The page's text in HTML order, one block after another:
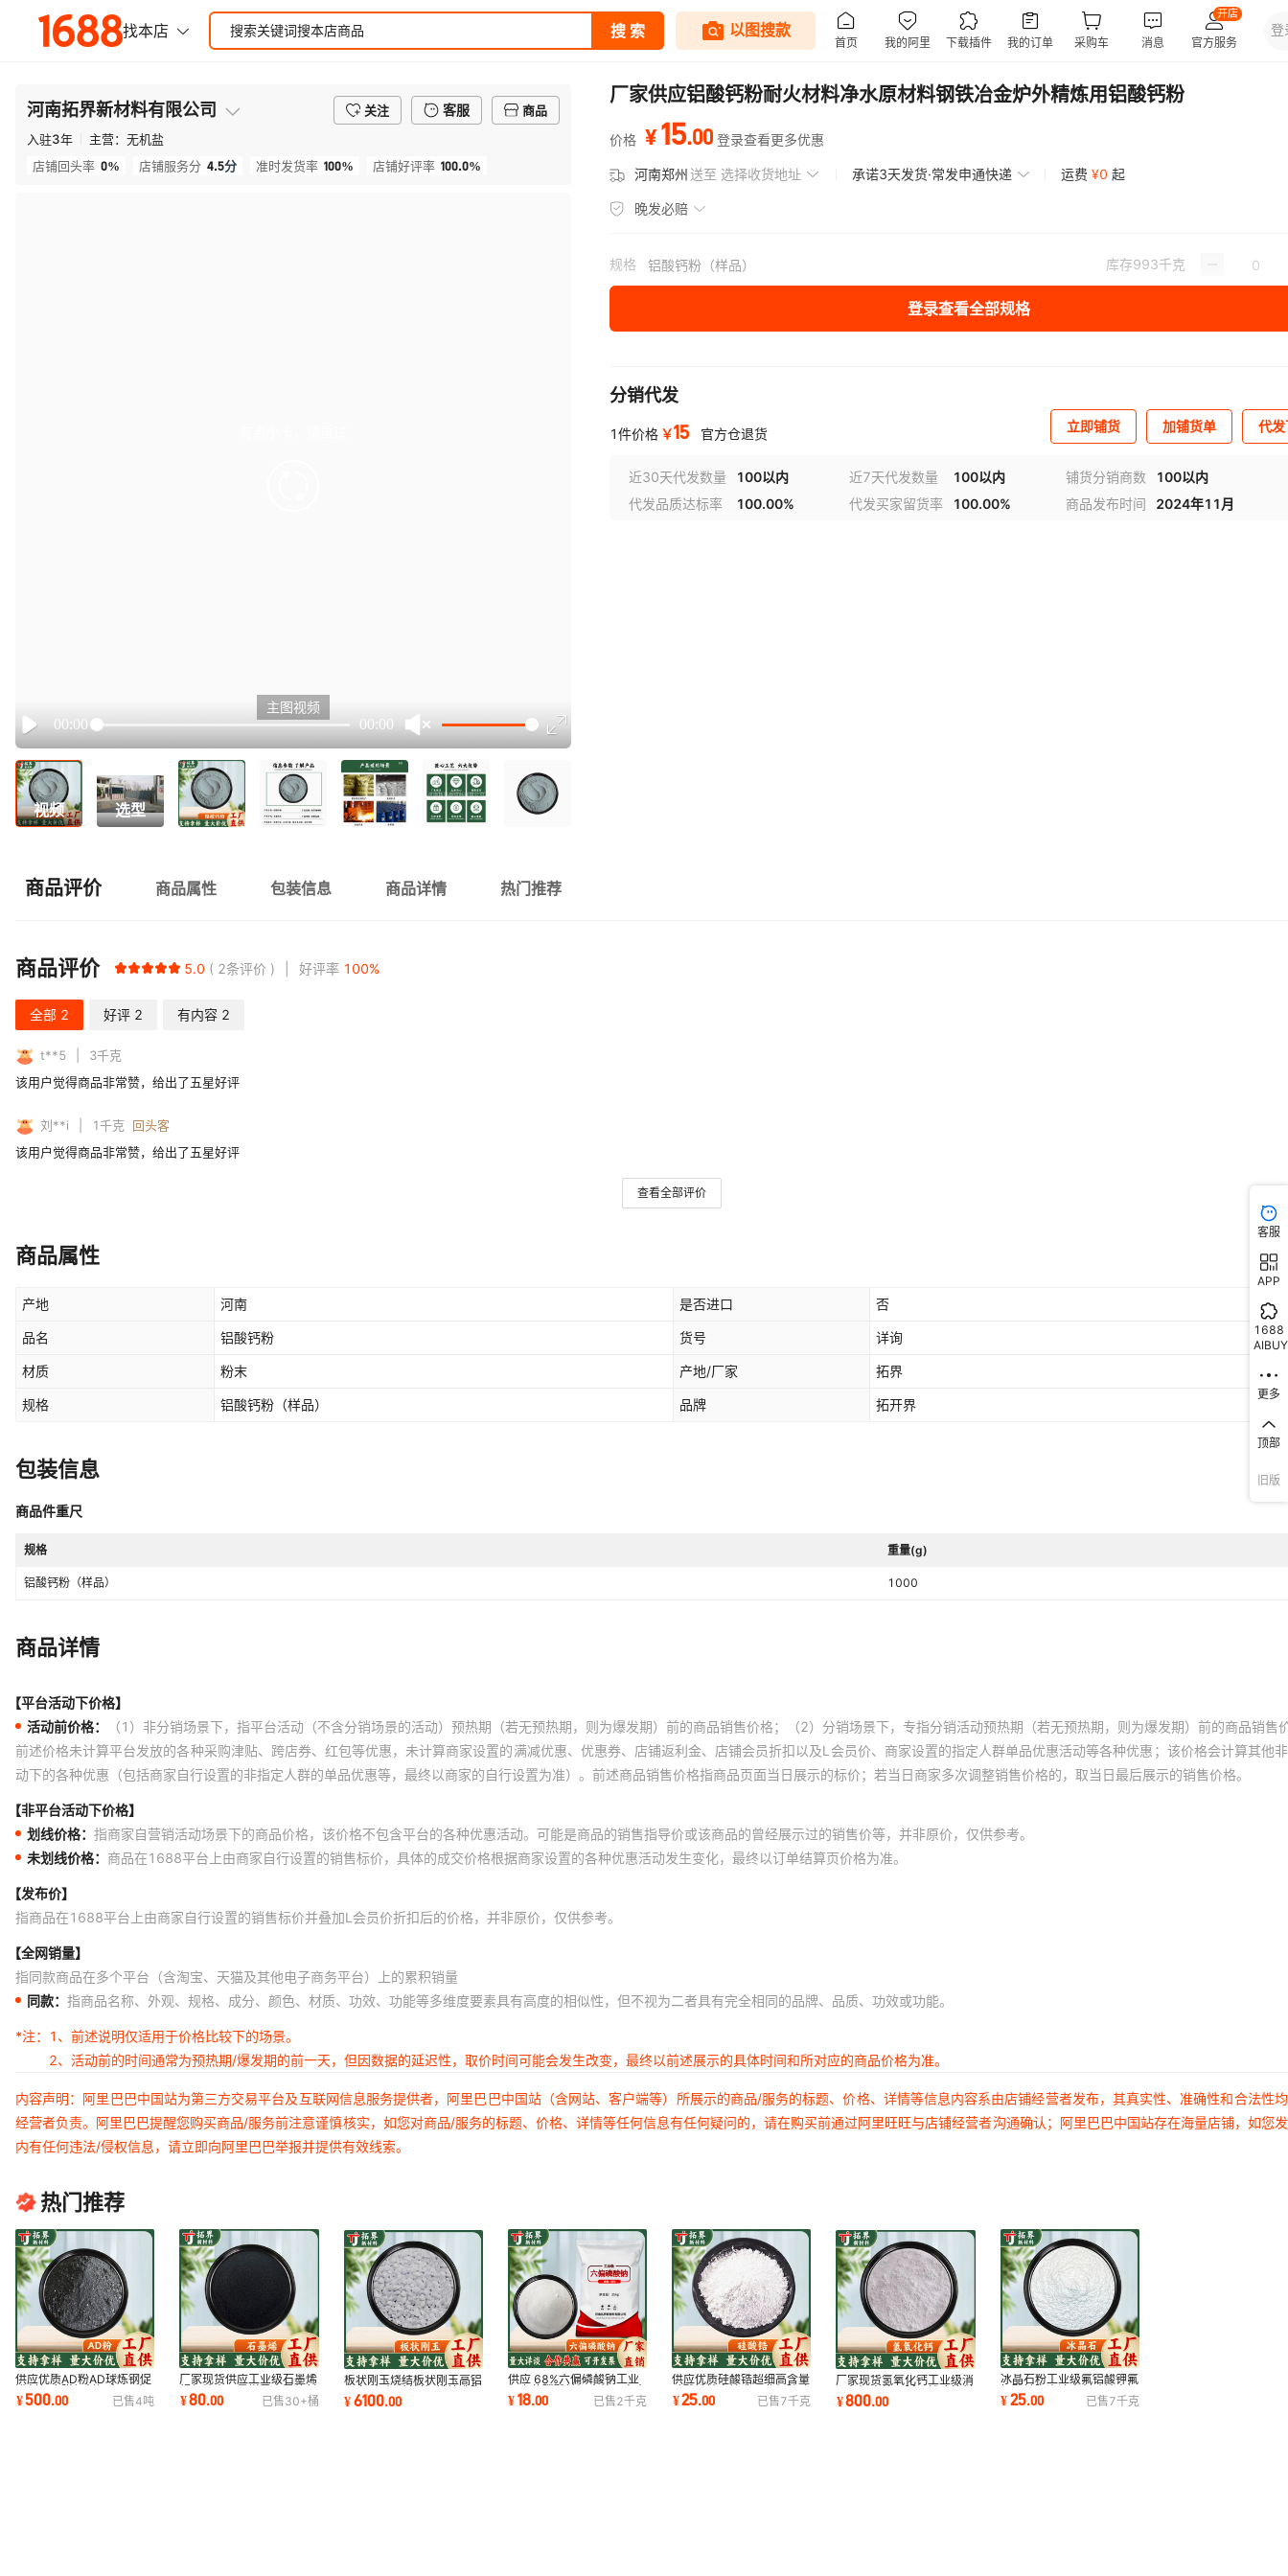
河南拓界新材料有限公司 关注 客服
商品
入驻3年 主营： 无机盐
店铺回头率 0% 店铺服务分 4.5分 准时发货率 100% 店铺好评率 100.0%
Play
00:00 00:00
主图视频
视频 选型
厂家供应铝酸钙粉耐火材料净水原材料钢铁冶金炉外精炼用铝酸钙粉
价格 ¥15.00 登录查看更多优惠
河南郑州送至 选择收货地址 承诺3天发货·常发申通快递 运费 ¥0 起
晚发必赔
规格 铝酸钙粉（样品） 库存993千克
登录查看全部规格
分销代发
1件价格 ￥15 官方仓退货 立即铺货 加铺货单 代
近30天代发数量 100以内 近7天代发数量 100以内 铺货分销商数
100以内
代发品质达标率
100.00% 代发买家留货率 100.00% 商品发布时间 2024年11月
商品评价 商品属性 包装信息 商品详情 热门推荐
商品评价 5.0 2条评价 好评率 100%
全部 2 好评 2 有内容 2
t**5 3千克
该用户觉得商品非常赞，给出了五星好评
刘**i 1千克
回头客
该用户觉得商品非常赞，给出了五星好评
查看全部评价
商品属性
产地 河南 是否进口 否
品名 铝酸钙粉 货号 详询
材质 粉末 产地/厂家 拓界
规格 铝酸钙粉（样品） 品牌 拓开界
包装信息
商品件重尺
规格 重量(g)
铝酸钙粉（样品） 1000
商品详情
【平台活动下价格】
活动前价格：
（1）非分销场景下，指平台活动（不含分销场景的活动）预热期（若无预热期，则为爆发期）前的商品销售价格；（2）分销场景下，专指分销活动预热期（若无预热期，则为爆发期）前的商品销售
前述价格未计算平台发放的各种采购津贴、跨店券、红包等优惠，未计算商家设置的满减优惠、优惠券、店铺返利金、店铺会员折扣以及L会员价、商家设置的指定人群单品优惠活动等各种优惠；该价格会计算其他
动下的各种优惠（包括商家自行设置的非指定人群的单品优惠等，最终以商家的自行设置为准）。前述商品销售价格指商品页面当日展示的标价；若当日商家多次调整销售价格的，取当日最后展示的销售价格。
【非平台活动下价格】
划线价格： 指商家自营销活动场景下的商品价格，该价格不包含平台的各种优惠活动。可能是商品的销售指导价或该商品的曾经展示过的销售价等，并非原价，仅供参考。
未划线价格： 商品在1688平台上由商家自行设置的销售标价，具体的成交价格根据商家设置的各种优惠活动发生变化，最终以订单结算页价格为准。
【发布价】
指商品在1688平台上由商家自行设置的销售标价并叠加L会员价折扣后的价格，并非原价，仅供参考。
【全网销量】
指同款商品在多个平台（含淘宝、天猫及其他电子商务平台）上的累积销量
同款： 指商品名称、外观、规格、成分、颜色、材质、功效、功能等多维度要素具有高度的相似性，但不视为二者具有完全相同的品牌、品质、功效或功能。
*注：
1、前述说明仅适用于价格比较下的场景。
2、活动前的时间通常为预热期/爆发期的前一天，但因数据的延迟性，取价时间可能会发生改变，最终以前述展示的具体时间和所对应的商品价格为准。
内容声明：阿里巴巴中国站为第三方交易平台及互联网信息服务提供者，阿里巴巴中国站（含网站、客户端等）所展示的商品/服务的标题、价格、详情等信息内容系由店铺经营者发布，其真实性、准确性和合法性
经营者负责。阿里巴巴提醒您购买商品/服务前注意谨慎核实，如您对商品/服务的标题、价格、详情等任何信息有任何疑问的，请在购买前通过阿里旺旺与店铺经营者沟通确认；阿里巴巴中国站存在海量店铺，如您
内有任何违法/侵权信息，请立即向阿里巴巴举报并提供有效线索。
热门推荐
供应优质AD粉AD球炼钢促
进剂复合脱氧剂钢水AD净
化剂钢水调渣剂
¥500.00 已售4吨
厂家现货供应工业级石墨烯
超细纳米石墨烯导电导热材
料单层石墨烯
¥80.00 已售30+桶
板状刚玉烧结板状刚玉高铝
不定形耐火材料钢铁铸造陶
瓷用板状刚玉
¥6100.00
供应 68%六偏磷酸钠工业
级六偏磷酸钠污水处理高含
量阻垢沉淀剂用
¥18.00 已售2千克
供应优质硅酸锆超细高含量
硅酸锆精密铸造工业级玻璃
陶瓷原料釉料
¥25.00 已售7千克
厂家现货氢氧化钙工业级消
石灰污水处理腻子粉建筑材
料常用熟石灰
¥800.00
冰晶石粉工业级氟铝酸钾氟
铝酸钠陶瓷遮光剂砂轮电解
铝用冰晶石粉
¥25.00 已售7千克
客服
APP
1688
AIBUY
更多
顶部
旧版